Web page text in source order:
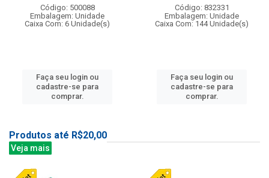
Código: 500088
Embalagem: Unidade
Caixa Com: 6 Unidade(s)
Faça seu login ou
cadastre-se para
comprar.
Código: 832331
Embalagem: Unidade
Caixa Com: 144 Unidade(s)
Faça seu login ou
cadastre-se para
comprar.
Produtos até R$20,00
Veja mais